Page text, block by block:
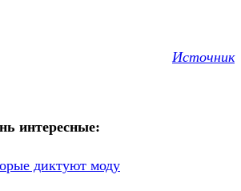
Источник
интересные:
диктуют моду